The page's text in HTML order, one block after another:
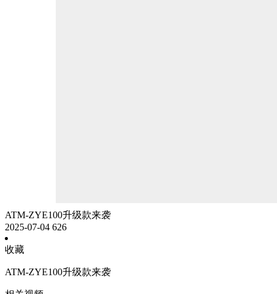
ATM-ZYE100升级款来袭
2025-07-04 626
收藏
ATM-ZYE100升级款来袭